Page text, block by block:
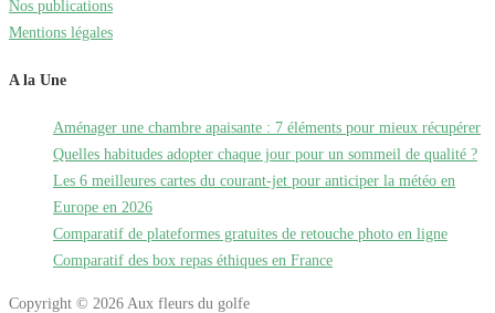
Nos publications
Mentions légales
A la Une
Aménager une chambre apaisante : 7 éléments pour mieux récupérer
Quelles habitudes adopter chaque jour pour un sommeil de qualité ?
Les 6 meilleures cartes du courant-jet pour anticiper la météo en
Europe en 2026
Comparatif de plateformes gratuites de retouche photo en ligne
Comparatif des box repas éthiques en France
Copyright © 2026 Aux fleurs du golfe